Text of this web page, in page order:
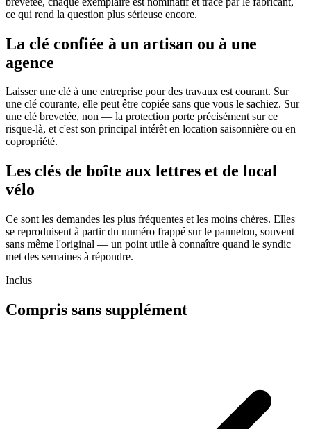
ce qui rend la question plus sérieuse encore.
La clé confiée à un artisan ou à une
agence
Laisser une clé à une entreprise pour des travaux est courant. Sur
une clé courante, elle peut être copiée sans que vous le sachiez. Sur
une clé brevetée, non — la protection porte précisément sur ce
risque-là, et c'est son principal intérêt en location saisonnière ou en
copropriété.
Les clés de boîte aux lettres et de local
vélo
Ce sont les demandes les plus fréquentes et les moins chères. Elles
se reproduisent à partir du numéro frappé sur le panneton, souvent
sans même l'original — un point utile à connaître quand le syndic
met des semaines à répondre.
Inclus
Compris sans supplément